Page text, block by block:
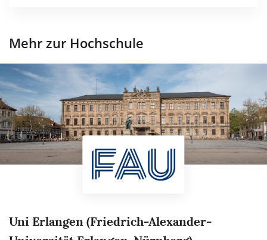
Mehr zur Hochschule
Uni Erlangen (Friedrich-Alexander-